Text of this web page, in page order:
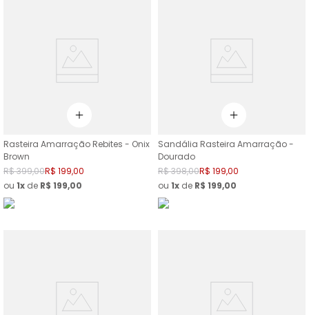
Rasteira Amarração Rebites - Onix
Brown
R$399,00R$ 199,00
ou 1 de R$ 199,00
Sandália Rasteira Amarração -
Dourado
R$398,00R$ 199,00
ou 1 de R$ 199,00